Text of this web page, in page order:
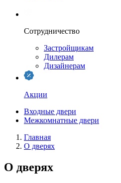
Сотрудничество
Застройщикам
Дилерам
Дизайнерам
Акции
Входные двери
Межкомнатные двери
Главная
О дверях
О дверях